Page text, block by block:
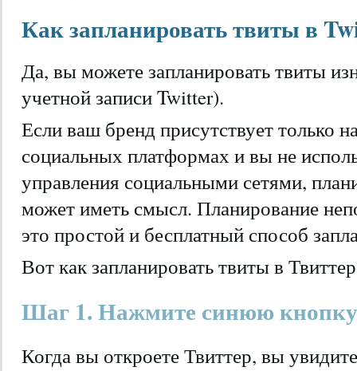
Как запланировать твиты в
Да, вы можете запланировать твиты
учетной записи Twitter).
Если ваш бренд присутствует только
социальных платформах и вы не
управления социальными сетями,
может иметь смысл. Планирование
это простой и бесплатный способ
Вот как запланировать твиты в
Шаг 1. Нажмите синюю
Когда вы откроете Твиттер, вы